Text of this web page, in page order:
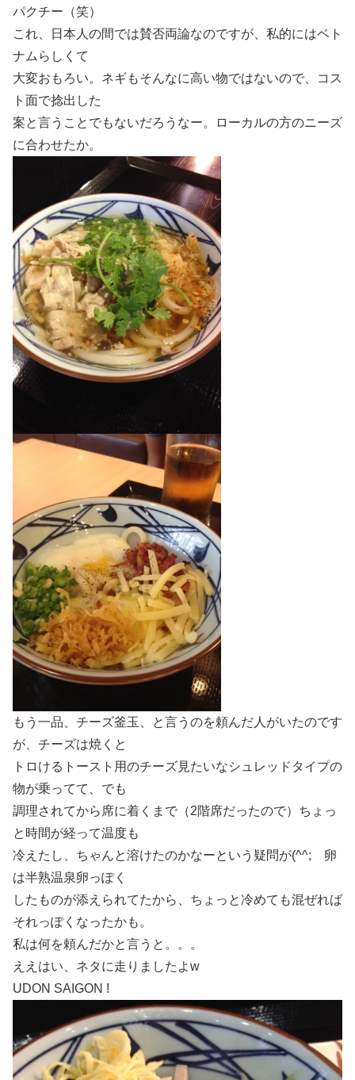
パクチー（笑）
これ、日本人の間では賛否両論なのですが、私的にはベト
ナムらしくて
大変おもろい。ネギもそんなに高い物ではないので、コス
ト面で捻出した
案と言うことでもないだろうなー。ローカルの方のニーズ
に合わせたか。
もう一品、チーズ釜玉、と言うのを頼んだ人がいたのです
が、チーズは焼くと
トロけるトースト用のチーズ見たいなシュレッドタイプの
物が乗ってて、でも
調理されてから席に着くまで（2階席だったので）ちょっ
と時間が経って温度も
冷えたし、ちゃんと溶けたのかなーという疑問が(^^; 卵
は半熟温泉卵っぽく
したものが添えられてたから、ちょっと冷めても混ぜれば
それっぽくなったかも。
私は何を頼んだかと言うと。。。
ええはい、ネタに走りましたよw
UDON SAIGON !